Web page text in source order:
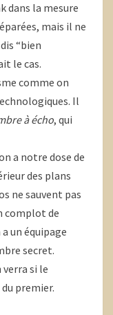
dans la mesure
mais il ne
“bien
le cas.
comme on
Il
à écho, qui
a notre dose de
des plans
ne sauvent pas
complot de
un équipage
secret.
si le
premier.